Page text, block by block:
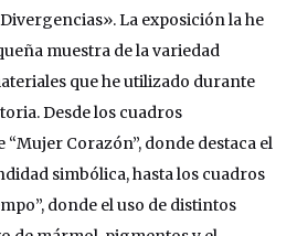
La exposición la he
muestra de la variedad
que he utilizado durante
Desde los cuadros
“Mujer Corazón”, donde destaca el
simbólica, hasta los cuadros
donde el uso de distintos